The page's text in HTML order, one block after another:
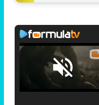
Unmute
Loaded:
25.30%